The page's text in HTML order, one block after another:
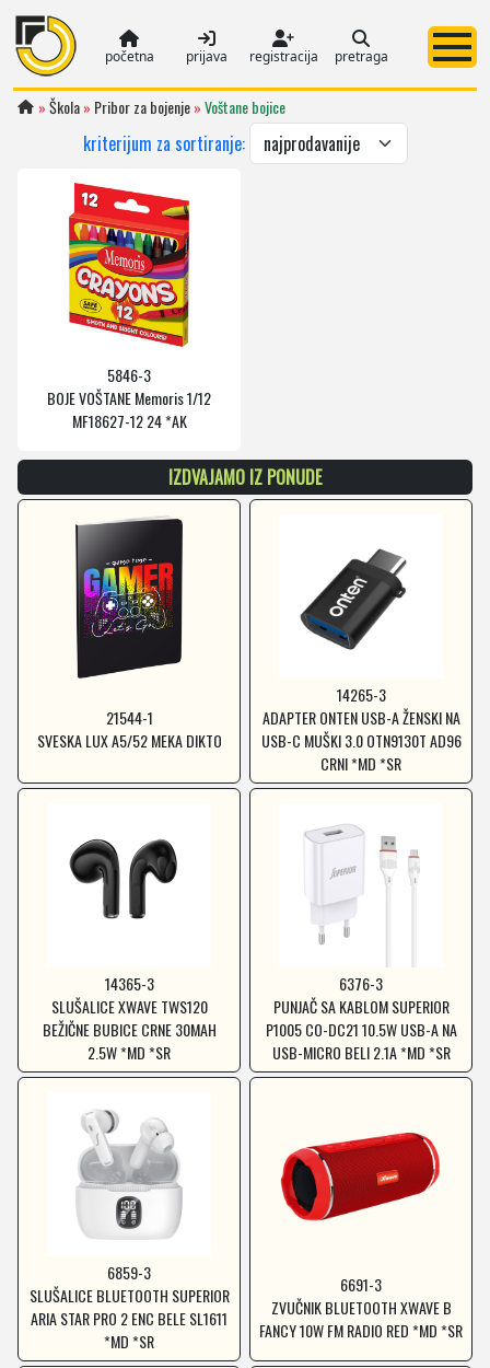
početna prijava registracija pretraga
»Škola» Pribor za bojenje»Voštane bojice
kriterijum za sortiranje:
5846-3
BOJE VOŠTANE Memoris 1/12
MF18627-12 24 *AK
IZDVAJAMO IZ PONUDE
21544-1
SVESKA LUX A5/52 MEKA DIKTO
14265-3
ADAPTER ONTEN USB-A ŽENSKI NA
USB-C MUŠKI 3.0 OTN9130T AD96
CRNI *MD *SR
14365-3
SLUŠALICE XWAVE TWS120
BEŽIČNE BUBICE CRNE 30MAH
2.5W *MD *SR
6376-3
PUNJAČ SA KABLOM SUPERIOR
P1005 CO-DC21 10.5W USB-A NA
USB-MICRO BELI 2.1A *MD *SR
6859-3
SLUŠALICE BLUETOOTH SUPERIOR
ARIA STAR PRO 2 ENC BELE SL1611
*MD *SR
6691-3
ZVUČNIK BLUETOOTH XWAVE B
FANCY 10W FM RADIO RED *MD *SR